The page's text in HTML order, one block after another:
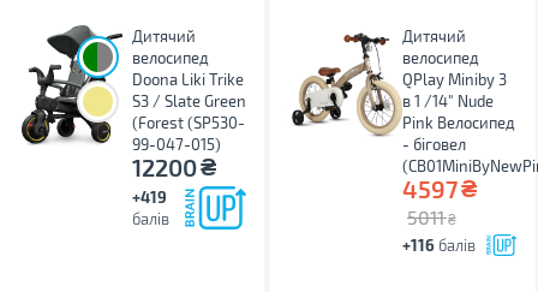
Дитячий
велосипед
Doona Liki Trike
S3 / Slate Green
(Forest (SP530-
99-047-015)
12200₴
+419
балів
Дитячий
велосипед
QPlay Miniby 3
в 1 /14" Nude
Pink Велосипед
- біговел
4597₴
5011 ₴
+116 балів